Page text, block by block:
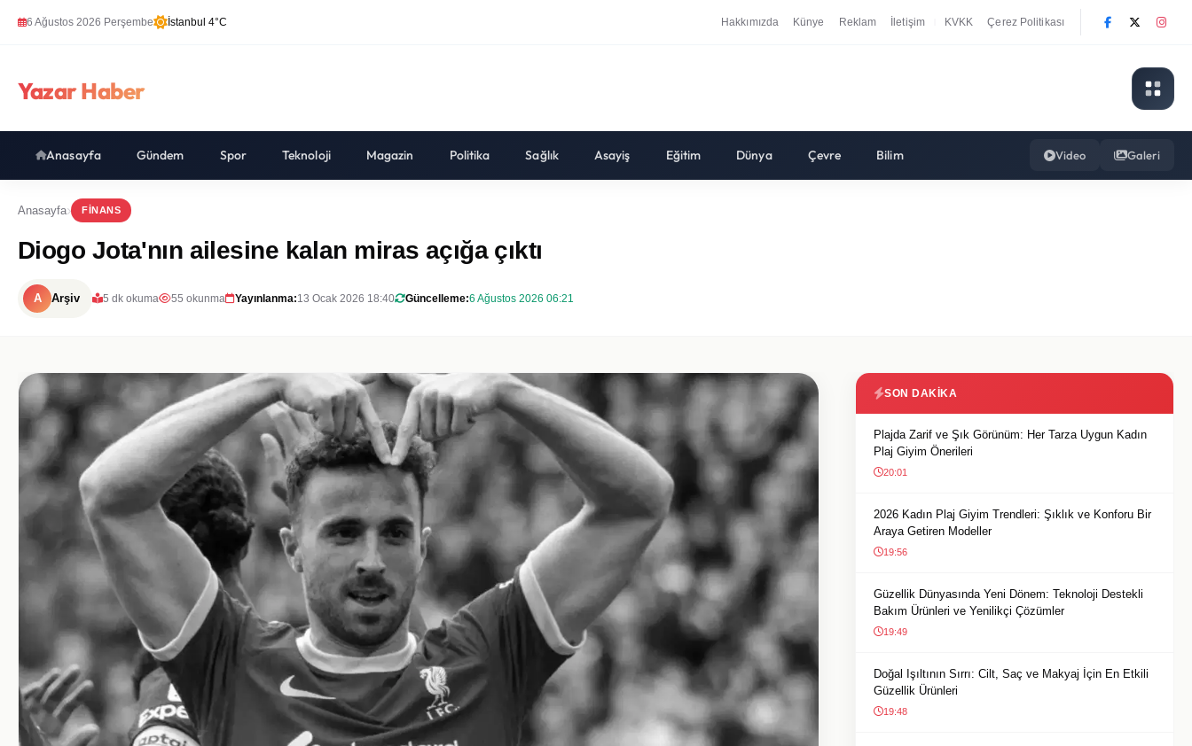
6 Ağustos 2026 Perşembe İstanbul 4°C Hakkımızda Künye Reklam İletişim KVKK Çerez Politikası
Yazar Haber
Anasayfa Gündem Spor Teknoloji Magazin Politika Sağlık Asayiş Eğitim Dünya Çevre Bilim Video Galeri
Anasayfa FINANS
Diogo Jota'nın ailesine kalan miras açığa çıktı
A Arşiv 5 dk okuma 55 okunma Yayınlanma:13 Ocak 2026 18:40 Güncelleme:6 Ağustos 2026 06:21
SON DAKIKA
Plajda Zarif ve Şık Görünüm: Her Tarza Uygun Kadın
Plaj Giyim Önerileri
20:01
2026 Kadın Plaj Giyim Trendleri: Şıklık ve Konforu Bir
Araya Getiren Modeller
19:56
Güzellik Dünyasında Yeni Dönem: Teknoloji Destekli
Bakım Ürünleri ve Yenilikçi Çözümler
19:49
Doğal Işıltının Sırrı: Cilt, Saç ve Makyaj İçin En Etkili
Güzellik Ürünleri
19:48